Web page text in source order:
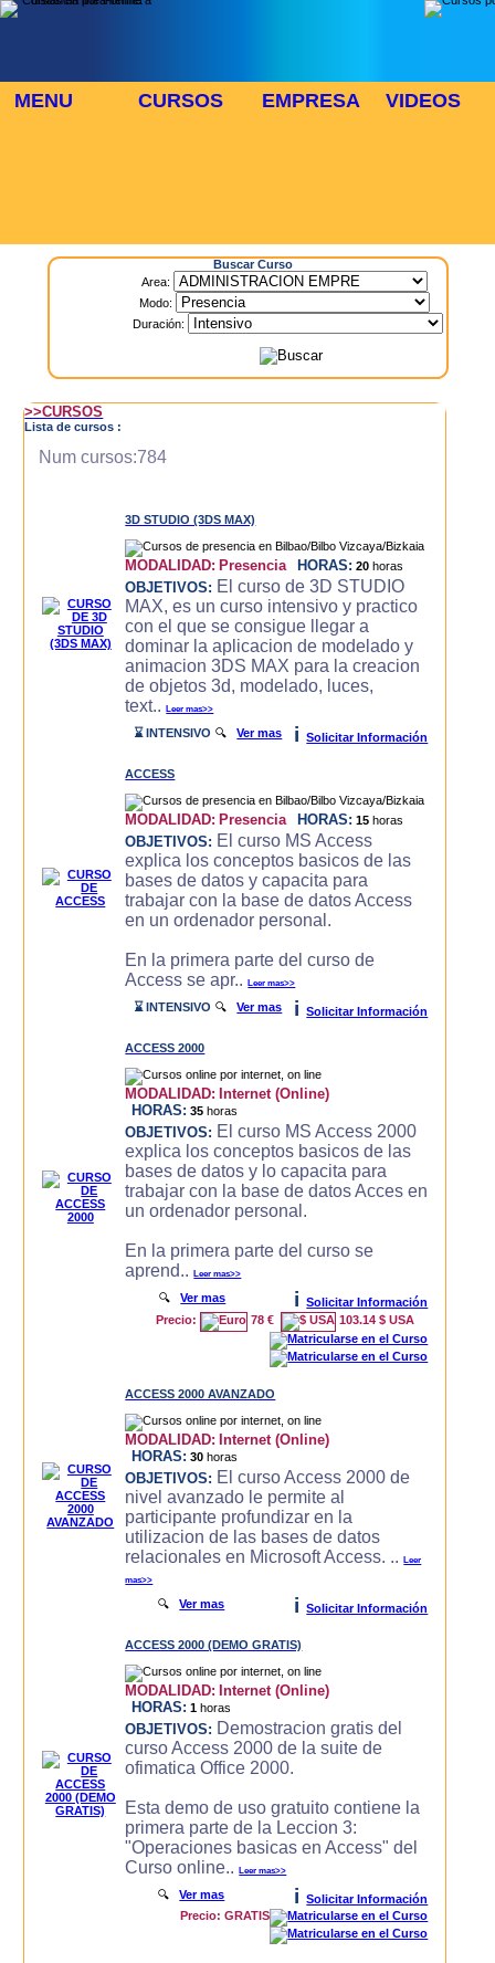
MENU CURSOS EMPRESA VIDEOS
Buscar Curso
Area:
Modo:
Duración:
>>CURSOS
Lista de cursos :
Num cursos:784
3D STUDIO (3DS MAX)
MODALIDAD: Presencia HORAS: 20 horas
OBJETIVOS: El curso de 3D STUDIO
MAX, es un curso intensivo y practico
con el que se consigue llegar a
dominar la aplicacion de modelado y
animacion 3DS MAX para la creacion
de objetos 3d, modelado, luces,
text..Leer mas>>
⌛ INTENSIVO 🔍Ver mas i Solicitar Información
ACCESS
MODALIDAD: Presencia HORAS: 15 horas
OBJETIVOS: El curso MS Access
explica los conceptos basicos de las
bases de datos y capacita para
trabajar con la base de datos Access
en un ordenador personal.
En la primera parte del curso de
Access se apr..Leer mas>>
⌛ INTENSIVO 🔍Ver mas i Solicitar Información
ACCESS 2000
MODALIDAD: Internet (Online)
HORAS: 35 horas
OBJETIVOS: El curso MS Access 2000
explica los conceptos basicos de las
bases de datos y lo capacita para
trabajar con la base de datos Acces en
un ordenador personal.
En la primera parte del curso se
aprend..Leer mas>>
🔍Ver mas i
Solicitar Información
Precio:
78 € 103.14 $ USA
ACCESS 2000 AVANZADO
MODALIDAD: Internet (Online)
HORAS: 30 horas
OBJETIVOS: El curso Access 2000 de
nivel avanzado le permite al
participante profundizar en la
utilizacion de las bases de datos
relacionales en Microsoft Access. ..Leer
mas>>
🔍Ver mas i Solicitar Información
ACCESS 2000 (DEMO GRATIS)
MODALIDAD: Internet (Online)
HORAS: 1 horas
OBJETIVOS: Demostracion gratis del
curso Access 2000 de la suite de
ofimatica Office 2000.
Esta demo de uso gratuito contiene la
primera parte de la Leccion 3:
"Operaciones basicas en Access" del
Curso online..Leer mas>>
🔍Ver mas i
Solicitar Información
Precio: GRATIS